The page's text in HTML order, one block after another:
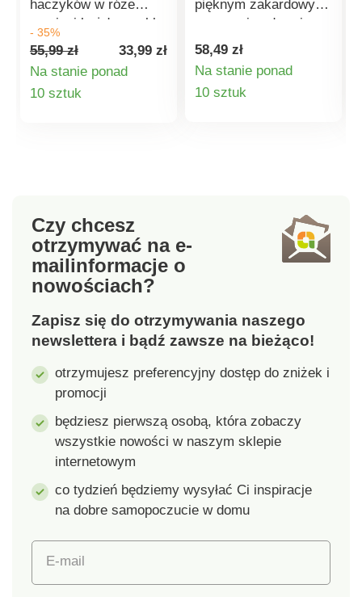
haczyków w róże
zamieni każdą zwykłą
zasłonę prysznicową
w oryginalny klejnot
łazienkowy.
Wodoodporne. Pasują
- 35%
55,99 zł
33,99 zł
Na stanie ponad
10 sztuk
pięknym żakardowym
wzorem i cudownie
miękkim włosiem:
bardzo chłonne i
szybkoschnące. Prać
w temperaturze 40°C.
58,49 zł
Na stanie ponad
10 sztuk
Czy chcesz
otrzymywać na e-
mailinformacje o
nowościach?
Zapisz się do otrzymywania naszego
newslettera i bądź zawsze na bieżąco!
otrzymujesz preferencyjny dostęp do zniżek i
promocji
będziesz pierwszą osobą, która zobaczy
wszystkie nowości w naszym sklepie
internetowym
co tydzień będziemy wysyłać Ci inspiracje
na dobre samopoczucie w domu
E-mail